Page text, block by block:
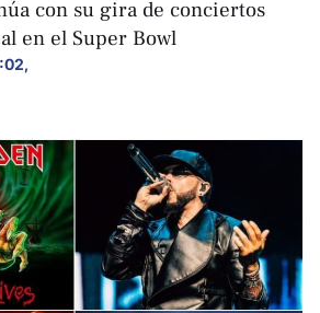
con su gira de conciertos
en el Super Bowl
,